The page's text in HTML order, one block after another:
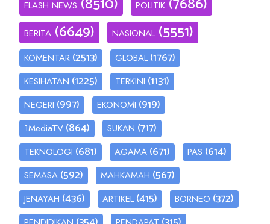
FLASH NEWS POLITIK
BERITA (6649) NASIONAL (5551)
KOMENTAR (2513) GLOBAL (1767)
KESIHATAN (1225) TERKINI (1131)
NEGERI (997) EKONOMI (919)
1MediaTV (864) SUKAN (717)
TEKNOLOGI (681) AGAMA (671) PAS (614)
SEMASA (592) MAHKAMAH (567)
JENAYAH (436) ARTIKEL (415) BORNEO (372)